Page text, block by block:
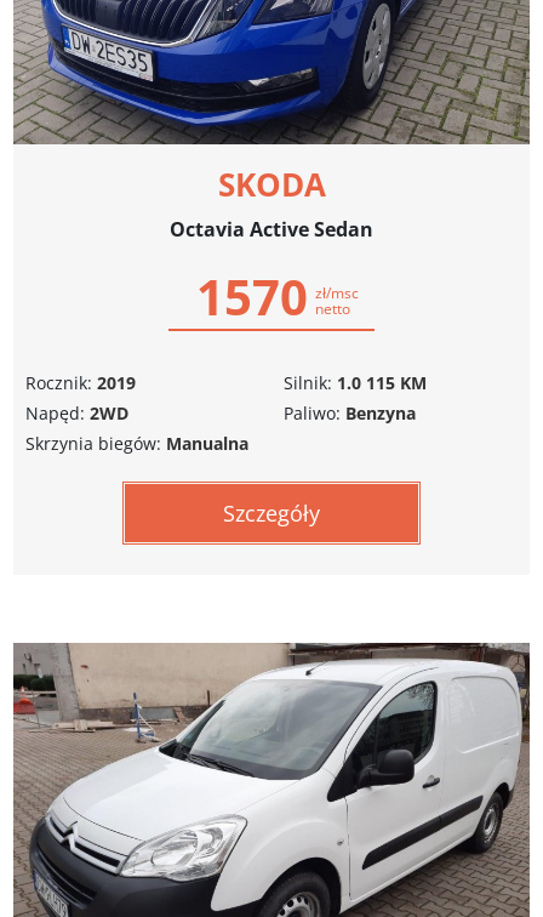
SKODA
Octavia Active Sedan
1570 zł/msc
netto
Rocznik: 2019
Napęd: 2WD
Silnik: 1.0 115 KM
Paliwo: Benzyna
Skrzynia biegów: Manualna
Szczegóły